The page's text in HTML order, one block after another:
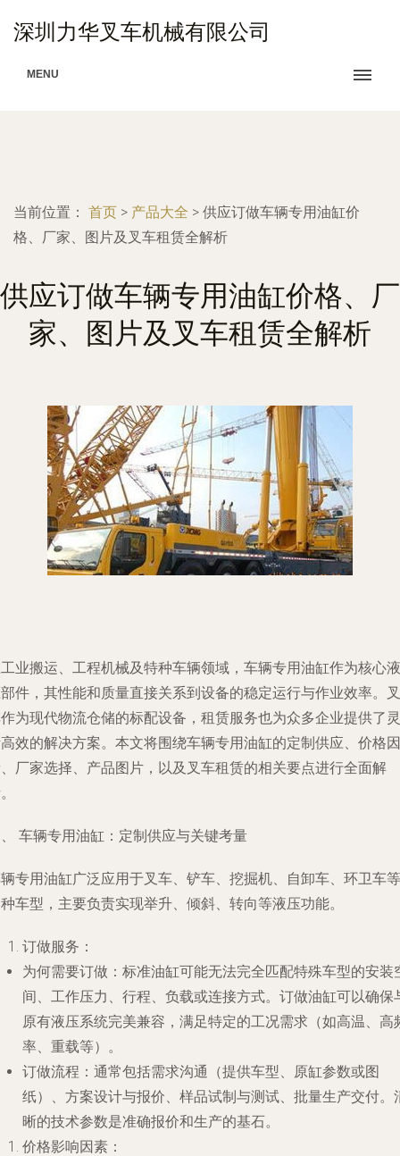
深圳力华叉车机械有限公司
MENU
当前位置： 首页 > 产品大全 > 供应订做车辆专用油缸价
格、厂家、图片及叉车租赁全解析
供应订做车辆专用油缸价格、厂
家、图片及叉车租赁全解析
业搬运、工程机械及特种车辆领域，车辆专用油缸作为核心液
件，其性能和质量直接关系到设备的稳定运行与作业效率。叉
为现代物流仓储的标配设备，租赁服务也为众多企业提供了灵
效的解决方案。本文将围绕车辆专用油缸的定制供应、价格因
厂家选择、产品图片，以及叉车租赁的相关要点进行全面解
车辆专用油缸：定制供应与关键考量
专用油缸广泛应用于叉车、铲车、挖掘机、自卸车、环卫车等
车型，主要负责实现举升、倾斜、转向等液压功能。
订做服务 ：
为何需要订做 ：标准油缸可能无法完全匹配特殊车型的安装
间、工作压力、行程、负载或连接方式。订做油缸可以确保
原有液压系统完美兼容，满足特定的工况需求（如高温、高
率、重载等）。
订做流程 ：通常包括需求沟通（提供车型、原缸参数或图
纸）、方案设计与报价、样品试制与测试、批量生产交付。
晰的技术参数是准确报价和生产的基石。
价格影响因素 ：